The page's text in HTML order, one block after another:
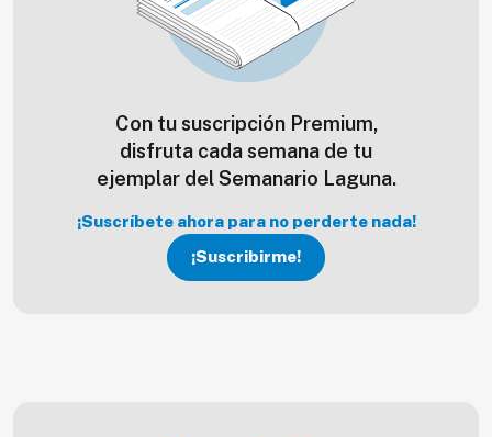
Con tu suscripción Premium,
disfruta cada semana de tu
ejemplar del Semanario Laguna.
¡Suscríbete ahora para no perderte nada!
¡Suscribirme!